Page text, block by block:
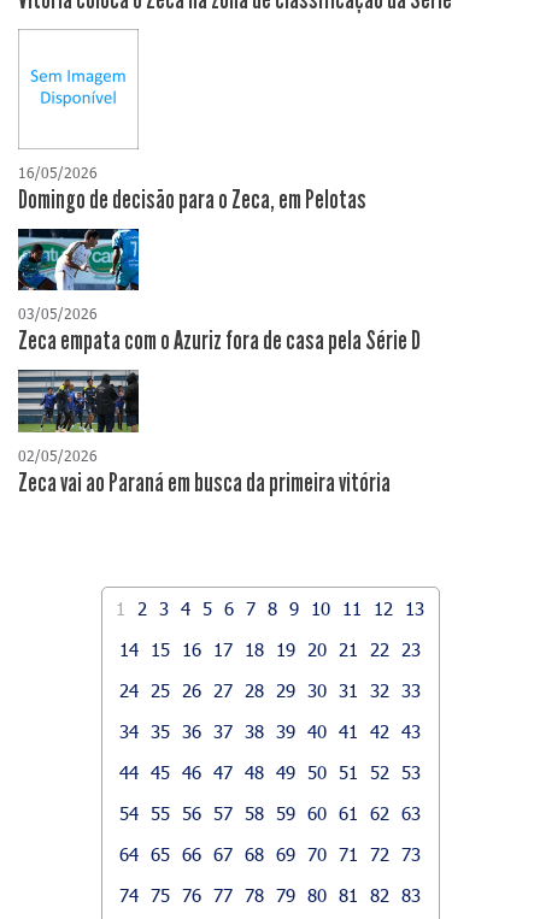
16/05/2026
Domingo de decisão para o Zeca, em Pelotas
03/05/2026
Zeca empata com o Azuriz fora de casa pela Série D
02/05/2026
Zeca vai ao Paraná em busca da primeira vitória
1 2 3 4 5 6 7 8 9 10 11 12
13
14
15 16 17 18 19 20 21 22
23
24
25 26 27 28 29 30 31 32
33
34
35 36 37 38 39 40 41 42
43
44 45 46 47 48 49 50 51 52
53
54
55 56 57 58 59 60 61 62
63
64 65 66 67 68 69 70 71 72
73
74 75 76 77 78 79 80 81 82
83